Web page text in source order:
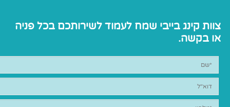
צוות קינג בייבי שמח לעמוד לשירותכם בכל פניה
או בקשה.